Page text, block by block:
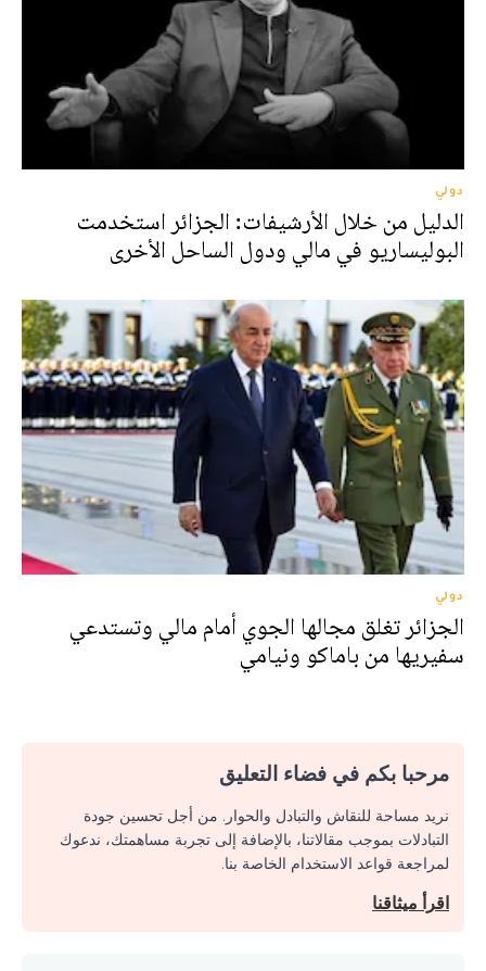
دولي
الدليل من خلال الأرشيفات: الجزائر استخدمت
البوليساريو في مالي ودول الساحل الأخرى
دولي
الجزائر تغلق مجالها الجوي أمام مالي وتستدعي
سفيريها من باماكو ونيامي
مرحبا بكم في فضاء التعليق
نريد مساحة للنقاش والتبادل والحوار. من أجل تحسين جودة
التبادلات بموجب مقالاتنا، بالإضافة إلى تجربة مساهمتك، ندعوك
لمراجعة قواعد الاستخدام الخاصة بنا.
اقرأ ميثاقنا